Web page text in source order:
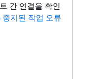
간 연결을 확인
중지된 작업 오류